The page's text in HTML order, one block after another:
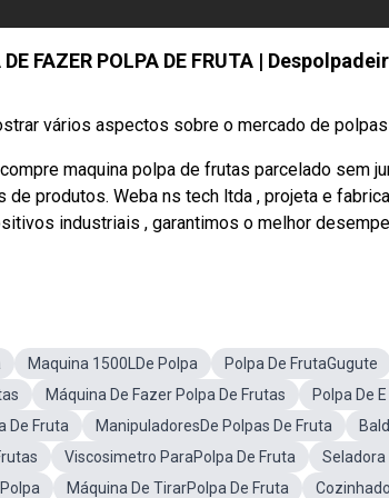
DE FAZER POLPA DE FRUTA |
vários aspectos sobre o mercado de
maquina polpa de frutas parcelado sem
produtos. Weba ns tech ltda , projeta e
industriais , garantimos o melhor
Maquina 1500LDe Polpa Polpa De FrutaGugute
Máquina De Fazer Polpa De Frutas Polpa De
De Fruta
ManipuladoresDe Polpas De Fruta
Viscosimetro ParaPolpa De Fruta Seladora
Máquina De TirarPolpa De Fruta